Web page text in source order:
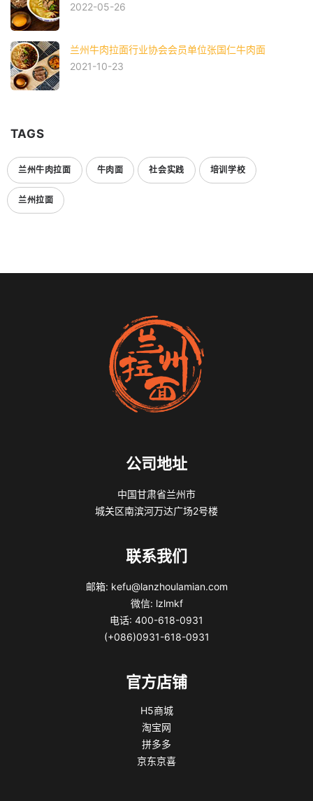
2022-05-26
兰州牛肉拉面行业协会会员单位张国仁牛肉面
2021-10-23
TAGS
兰州牛肉拉面 牛肉面 社会实践 培训学校
兰州拉面
公司地址
中国甘肃省兰州市
城关区南滨河万达广场2号楼
联系我们
邮箱: kefu@lanzhoulamian.com
微信: lzlmkf
电话: 400-618-0931
(+086)0931-618-0931
官方店铺
H5商城
淘宝网
拼多多
京东京喜